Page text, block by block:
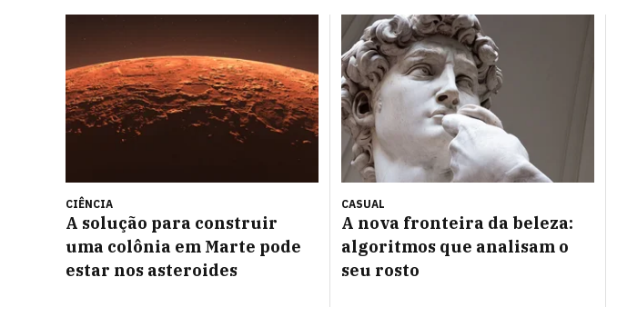
CIÊNCIA
A solução para construir
uma colônia em Marte pode
estar nos asteroides
CASUAL
A nova fronteira da beleza:
algoritmos que analisam o
seu rosto